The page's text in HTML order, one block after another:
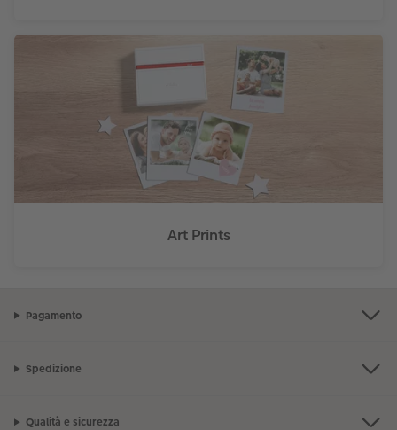
Art Prints
Pagamento
Spedizione
Qualità e sicurezza